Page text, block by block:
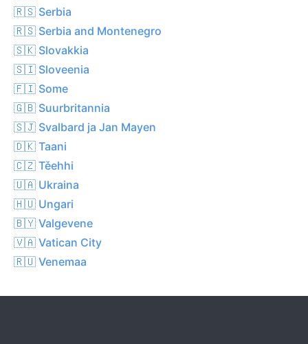
🇷🇸 Serbia
🇷🇸 Serbia and Montenegro
🇸🇰 Slovakkia
🇸🇮 Sloveenia
🇫🇮 Some
🇬🇧 Suurbritannia
🇸🇯 Svalbard ja Jan Mayen
🇩🇰 Taani
🇨🇿 Těehhi
🇺🇦 Ukraina
🇭🇺 Ungari
🇧🇾 Valgevene
🇻🇦 Vatican City
🇷🇺 Venemaa